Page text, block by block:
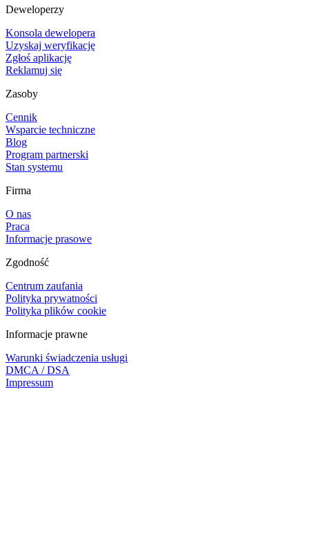
Deweloperzy
Konsola dewelopera
Uzyskaj weryfikację
Zgłoś aplikację
Reklamuj się
Zasoby
Cennik
Wsparcie techniczne
Blog
Program partnerski
Stan systemu
Firma
O nas
Praca
Informacje prasowe
Zgodność
Centrum zaufania
Polityka prywatności
Polityka plików cookie
Informacje prawne
Warunki świadczenia usługi
DMCA / DSA
Impressum